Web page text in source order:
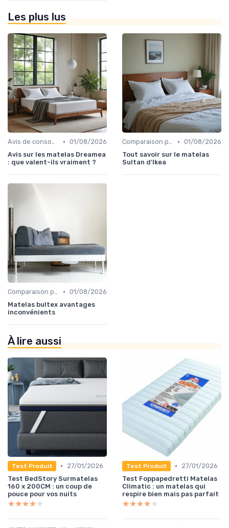
Les plus lus
Avis de consommateurs • 01/08/2026
Avis sur les matelas Dreamea
: que valent-ils vraiment ?
Comparaison par marque • 01/08/2026
Tout savoir sur le matelas
Sultan d'Ikea
Comparaison par marque • 01/08/2026
Matelas bultex avantages
inconvénients
À lire aussi
Test Produit •
27/01/2026
Test BedStory Surmatelas
160 x 200CM : un coup de
pouce pour vos nuits
★★★★★
★★★★★
Test Produit •
27/01/2026
Test Foppapedretti Matelas
Climatic : un matelas qui
respire bien mais pas parfait
★★★★★
★★★★★